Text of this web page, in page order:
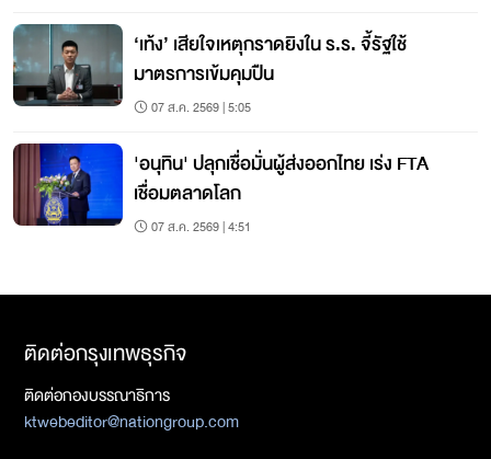
‘เท้ง’ เสียใจเหตุกราดยิงใน ร.ร. จี้รัฐใช้
มาตรการเข้มคุมปืน
07 ส.ค. 2569 | 5:05
'อนุทิน' ปลุกเชื่อมั่นผู้ส่งออกไทย เร่ง FTA
เชื่อมตลาดโลก
07 ส.ค. 2569 | 4:51
ติดต่อกรุงเทพธุรกิจ
ติดต่อกองบรรณาธิการ
ktwebeditor@nationgroup.com